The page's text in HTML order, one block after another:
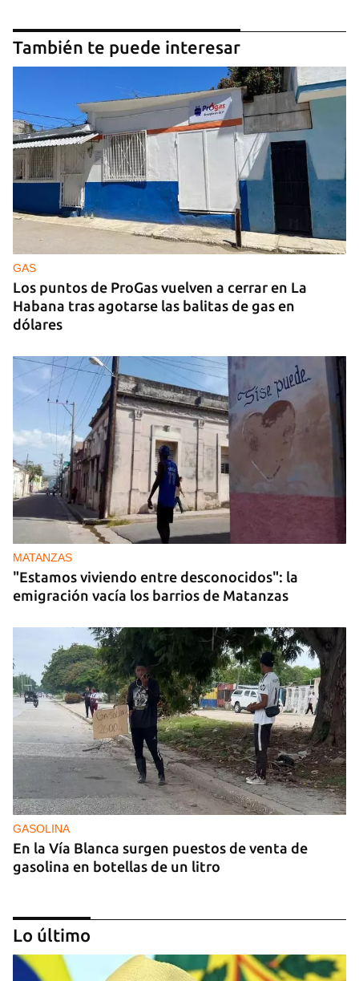
También te puede interesar
GAS
Los puntos de ProGas vuelven a cerrar en La
Habana tras agotarse las balitas de gas en
dólares
MATANZAS
"Estamos viviendo entre desconocidos": la
emigración vacía los barrios de Matanzas
GASOLINA
En la Vía Blanca surgen puestos de venta de
gasolina en botellas de un litro
Lo último